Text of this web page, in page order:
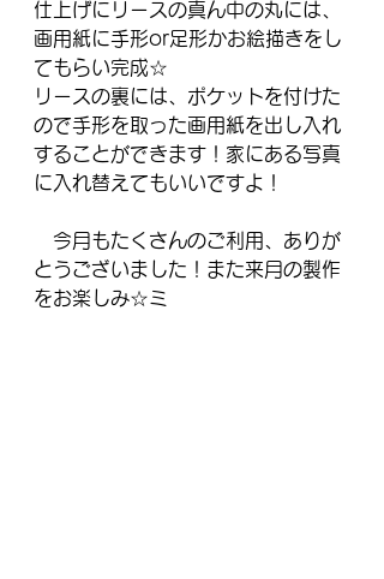
仕上げにリースの真ん中の丸には、
画用紙に手形or足形かお絵描きをし
てもらい完成☆
リースの裏には、ポケットを付けた
ので手形を取った画用紙を出し入れ
することができます！家にある写真
に入れ替えてもいいですよ！
今月もたくさんのご利用、ありが
とうございました！また来月の製作
をお楽しみ☆ミ